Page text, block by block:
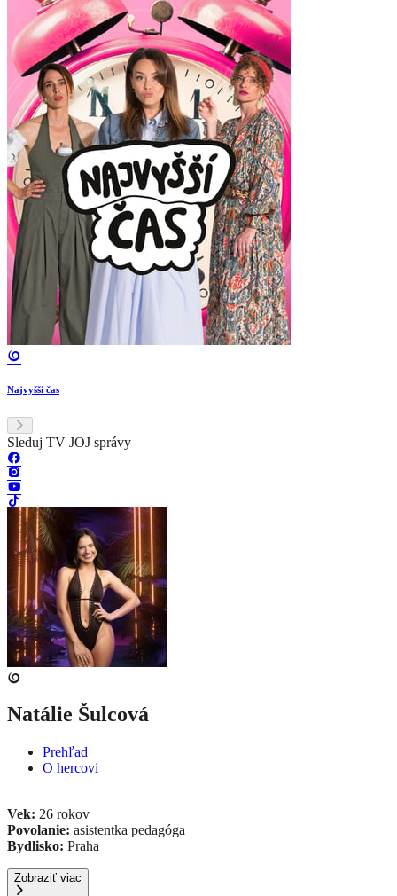
Najvyšší čas
Sleduj TV JOJ správy
Natálie Šulcová
Prehľad
O hercovi
Vek: 26 rokov
Povolanie: asistentka pedagóga
Bydlisko: Praha
Zobraziť viac